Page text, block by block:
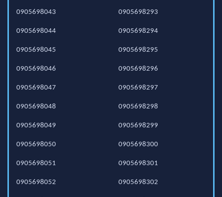
0905698043
0905698044
0905698045
0905698046
0905698047
0905698048
0905698049
0905698050
0905698051
0905698052
0905698293
0905698294
0905698295
0905698296
0905698297
0905698298
0905698299
0905698300
0905698301
0905698302